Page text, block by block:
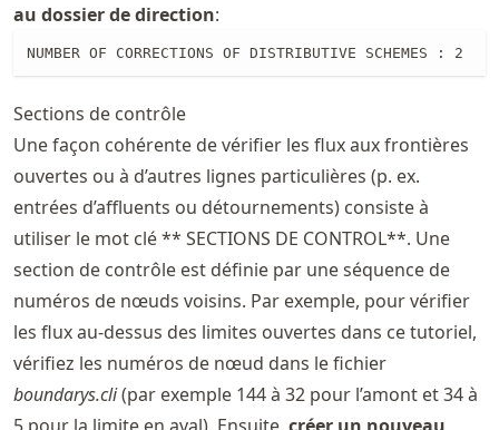
au dossier de direction:
NUMBER OF CORRECTIONS OF DISTRIBUTIVE SCHEMES : 2
Sections de contrôle
Une façon cohérente de vérifier les flux aux frontières
ouvertes ou à d’autres lignes particulières (p. ex.
entrées d’affluents ou détournements) consiste à
utiliser le mot clé ** SECTIONS DE CONTROL**. Une
section de contrôle est définie par une séquence de
numéros de nœuds voisins. Par exemple, pour vérifier
les flux au-dessus des limites ouvertes dans ce tutoriel,
vérifiez les numéros de nœud dans le fichier
boundarys.cli(par exemple 144 à 32 pour l’amont et 34 à
5 pour la limite en aval). Ensuite, créer un nouveau